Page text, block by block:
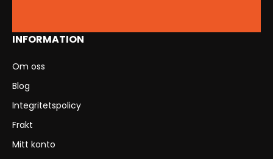
INFORMATION
Om oss
Blog
Integritetspolicy
Frakt
Mitt konto